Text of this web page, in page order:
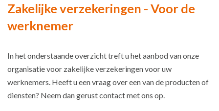
Zakelijke verzekeringen - Voor de
werknemer
In het onderstaande overzicht treft u het aanbod van onze
organisatie voor zakelijke verzekeringen voor uw
werknemers. Heeft u een vraag over een van de producten of
diensten? Neem dan gerust contact met ons op.